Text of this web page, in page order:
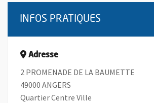
INFOS PRATIQUES
Adresse
2 PROMENADE DE LA BAUMETTE
49000 ANGERS
Quartier Centre Ville